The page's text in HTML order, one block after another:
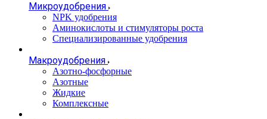
Микроудобрения
NPK удобрения
Аминокислоты и стимуляторы роста
Специализированные удобрения
Макроудобрения
Азотно-фосфорные
Азотные
Жидкие
Комплексные